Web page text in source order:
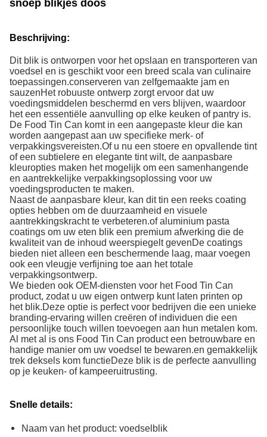
snoep blikjes doos
Beschrijving:
Dit blik is ontworpen voor het opslaan en transporteren van
voedsel en is geschikt voor een breed scala van culinaire
toepassingen.conserveren van zelfgemaakte jam en
sauzenHet robuuste ontwerp zorgt ervoor dat uw
voedingsmiddelen beschermd en vers blijven, waardoor
het een essentiële aanvulling op elke keuken of pantry is.
De Food Tin Can komt in een aangepaste kleur die kan
worden aangepast aan uw specifieke merk- of
verpakkingsvereisten.Of u nu een stoere en opvallende tint
of een subtielere en elegante tint wilt, de aanpasbare
kleuropties maken het mogelijk om een samenhangende
en aantrekkelijke verpakkingsoplossing voor uw
voedingsproducten te maken.
Naast de aanpasbare kleur, kan dit tin een reeks coating
opties hebben om de duurzaamheid en visuele
aantrekkingskracht te verbeteren.of aluminium pasta
coatings om uw eten blik een premium afwerking die de
kwaliteit van de inhoud weerspiegelt gevenDe coatings
bieden niet alleen een beschermende laag, maar voegen
ook een vleugje verfijning toe aan het totale
verpakkingsontwerp.
We bieden ook OEM-diensten voor het Food Tin Can
product, zodat u uw eigen ontwerp kunt laten printen op
het blik.Deze optie is perfect voor bedrijven die een unieke
branding-ervaring willen creëren of individuen die een
persoonlijke touch willen toevoegen aan hun metalen kom.
Al met al is ons Food Tin Can product een betrouwbare en
handige manier om uw voedsel te bewaren.en gemakkelijk
trek deksels kom functieDeze blik is de perfecte aanvulling
op je keuken- of kampeeruitrusting.
Snelle details:
Naam van het product: voedselblik